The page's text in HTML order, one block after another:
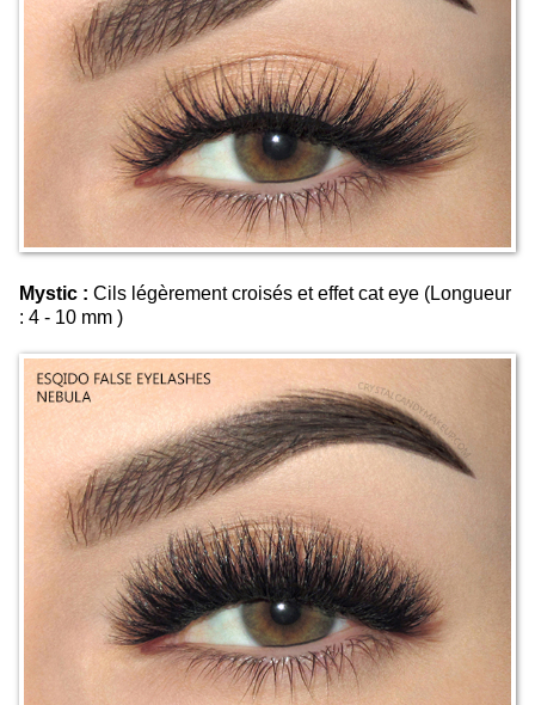
Mystic : Cils légèrement croisés et effet cat eye (Longueur
: 4 - 10 mm )